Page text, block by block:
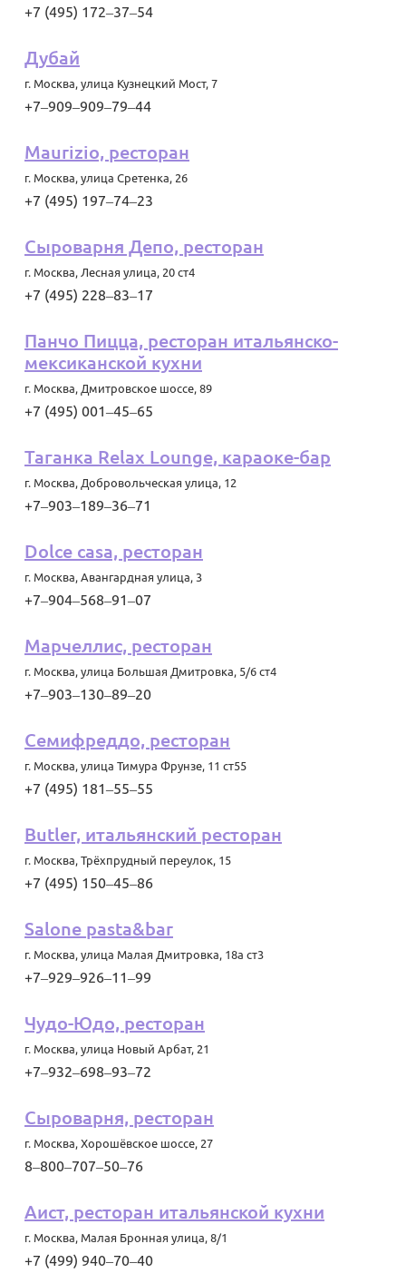
+7 (495) 172‒37‒54
Дубай
г. Москва, улица Кузнецкий Мост, 7
+7‒909‒909‒79‒44
Maurizio, ресторан
г. Москва, улица Сретенка, 26
+7 (495) 197‒74‒23
Сыроварня Депо, ресторан
г. Москва, Лесная улица, 20 ст4
+7 (495) 228‒83‒17
Панчо Пицца, ресторан итальянско-
мексиканской кухни
г. Москва, Дмитровское шоссе, 89
+7 (495) 001‒45‒65
Таганка Relax Lounge, караоке-бар
г. Москва, Добровольческая улица, 12
+7‒903‒189‒36‒71
Dolce casa, ресторан
г. Москва, Авангардная улица, 3
+7‒904‒568‒91‒07
Марчеллис, ресторан
г. Москва, улица Большая Дмитровка, 5/6 ст4
+7‒903‒130‒89‒20
Семифреддо, ресторан
г. Москва, улица Тимура Фрунзе, 11 ст55
+7 (495) 181‒55‒55
Butler, итальянский ресторан
г. Москва, Трёхпрудный переулок, 15
+7 (495) 150‒45‒86
Salone pasta&bar
г. Москва, улица Малая Дмитровка, 18а ст3
+7‒929‒926‒11‒99
Чудо-Юдо, ресторан
г. Москва, улица Новый Арбат, 21
+7‒932‒698‒93‒72
Сыроварня, ресторан
г. Москва, Хорошёвское шоссе, 27
8‒800‒707‒50‒76
Аист, ресторан итальянской кухни
г. Москва, Малая Бронная улица, 8/1
+7 (499) 940‒70‒40